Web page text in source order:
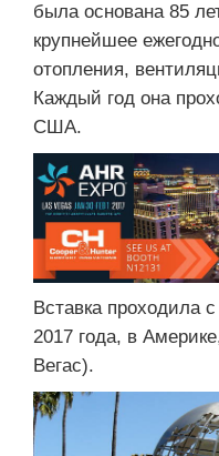
была основана 85
крупнейшее
отопления,
Каждый год она
США.
Вставка проходила
2017 года, в
Вегас).